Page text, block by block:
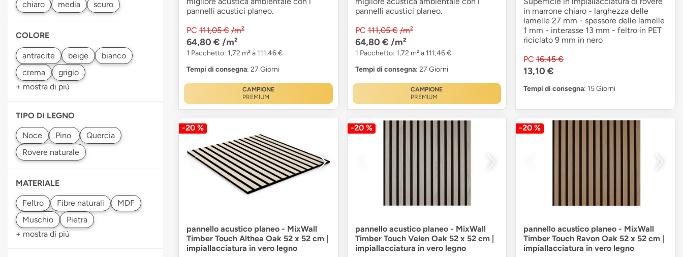
COLORE
+ mostra di più
TIPO DI LEGNO
MATERIALE
+ mostra di più
pannelli acustici planeo.
PC 111,05 € /m²
64,80 € /m²
1 Pacchetto: 1,72 m² a 111,46 €
Tempi di consegna: 27 Giorni
CAMPIONE
PREMIUM
pannelli acustici planeo.
PC 111,05 € /m²
64,80 € /m²
1 Pacchetto: 1,72 m² a 111,46 €
Tempi di consegna: 27 Giorni
CAMPIONE
PREMIUM
in marrone chiaro - larghezza delle
lamelle 27 mm - spessore delle lamelle
1 mm - interasse 13 mm - feltro in PET
riciclato 9 mm in nero
PC 16,45 €
13,10 €
Tempi di consegna: 15 Giorni
-20 %
pannello acustico planeo - MixWall
Timber Touch Althea Oak 52 x 52 cm |
impiallacciatura in vero legno
-20 %
pannello acustico planeo - MixWall
Timber Touch Velen Oak 52 x 52 cm |
impiallacciatura in vero legno
-20 %
pannello acustico planeo - MixWall
Timber Touch Ravon Oak 52 x 52 cm |
impiallacciatura in vero legno